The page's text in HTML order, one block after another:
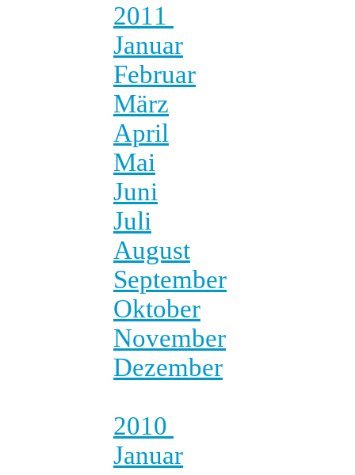
2011
Januar
Februar
März
April
Mai
Juni
Juli
August
September
Oktober
November
Dezember
2010
Januar